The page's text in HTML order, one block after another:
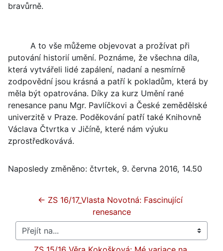
bravůrně.
A to vše můžeme objevovat a prožívat při
putování historií umění. Poznáme, že všechna díla,
která vytvářeli lidé zapálení, nadaní a nesmírně
zodpovědní jsou krásná a patří k pokladům, která by
měla být opatrována. Díky za kurz Umění rané
renesance panu Mgr. Pavlíčkovi a České zemědělské
univerzitě v Praze. Poděkování patří také Knihovně
Václava Čtvrtka v Jičíně, které nám výuku
zprostředkovává.
Naposledy změněno: čtvrtek, 9. června 2016, 14.50
← ZS 16/17_Vlasta Novotná: Fascinující
renesance
Přejít na...